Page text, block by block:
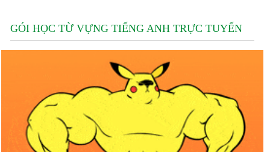
GÓI HỌC TỪ VỰNG TIẾNG ANH TRỰC TUYẾN